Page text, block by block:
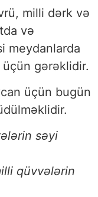
milli dərk və
və
meydanlarda
üçün gərəklidir.
üçün bugün
səyi
qüvvələrin